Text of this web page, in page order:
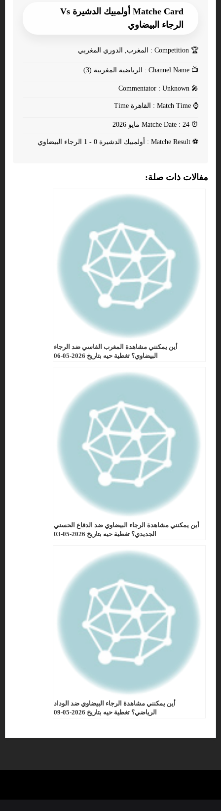
Matche Card أولمبيك الدشيرة Vs
الرجاء البيضاوي
🏆
📺
🎤
⌚
⏰
⚽
مفالات ذات صلة:
أين يمكنني مشاهدة المغرب الفاسي ضد الرجاء
البيضاوي؟ تغطية حيه بتاريخ 2026-05-06
أين يمكنني مشاهدة الرجاء البيضاوي ضد الدفاع الحسني
الجديدي؟ تغطية حيه بتاريخ 2026-05-03
أين يمكنني مشاهدة الرجاء البيضاوي ضد الوداد
الرياضي؟ تغطية حيه بتاريخ 2026-05-09